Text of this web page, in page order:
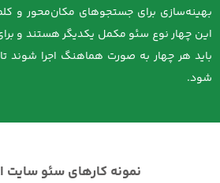
بهینه‌سازی برای جستجوهای مکان‌محور و
این چهار نوع سئو مکمل یکدیگر هستند و
باید هر چهار به صورت هماهنگ اجرا شوند
شود.
نمونه کارهای سئو سایت